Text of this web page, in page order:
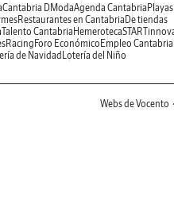
Cantabria DModaAgenda CantabriaPlayas
Restaurantes en CantabriaDe tiendas
Talento CantabriaHemeroteca
RacingForo EconómicoEmpleo Cantabria
de NavidadLotería del Niño
Webs de Vocento